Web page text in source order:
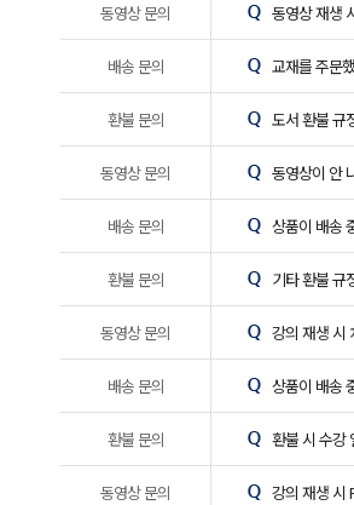
동영상 문의 동영상 재생
배송 문의 교재를 주문
환불 문의 도서 환불 규
동영상 문의 동영상이 안
배송 문의 상품이 배송
환불 문의 기타 환불 규
동영상 문의 강의 재생 시
배송 문의 상품이 배송
환불 문의 환불 시 수강
동영상 문의 강의 재생 시